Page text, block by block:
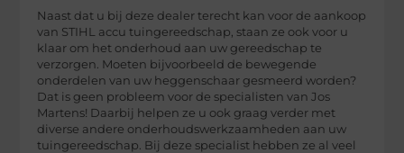
Naast dat u bij deze dealer terecht kan voor de aankoop
van STIHL accu tuingereedschap, staan ze ook voor u
klaar om het onderhoud aan uw gereedschap te
verzorgen. Moeten bijvoorbeeld de bewegende
onderdelen van uw heggenschaar gesmeerd worden?
Dat is geen probleem voor de specialisten van Jos
Martens! Daarbij helpen ze u ook graag verder met
diverse andere onderhoudswerkzaamheden aan uw
tuingereedschap. Bij deze specialist hebben ze al veel